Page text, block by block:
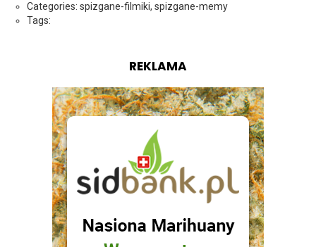
Categories: spizgane-filmiki, spizgane-memy
Tags:
REKLAMA